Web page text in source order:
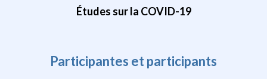
Études sur la COVID-19
Participantes et participants